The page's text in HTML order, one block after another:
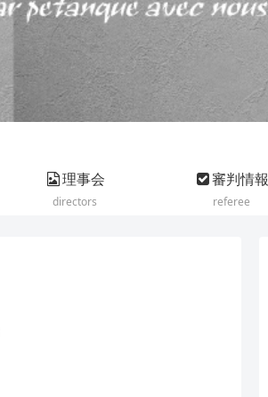
理事会
directors
審判情報
referee